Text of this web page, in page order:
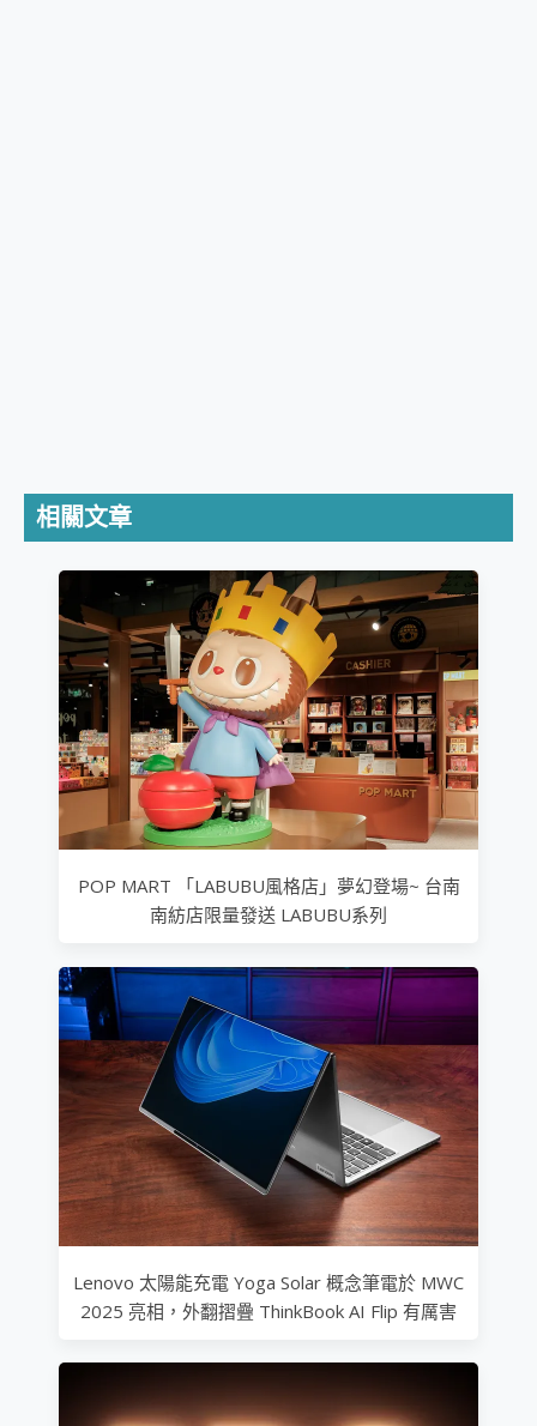
相關文章
POP MART 「LABUBU風格店」夢幻登場~ 台南
南紡店限量發送 LABUBU系列
Lenovo 太陽能充電 Yoga Solar 概念筆電於 MWC
2025 亮相，外翻摺疊 ThinkBook AI Flip 有厲害